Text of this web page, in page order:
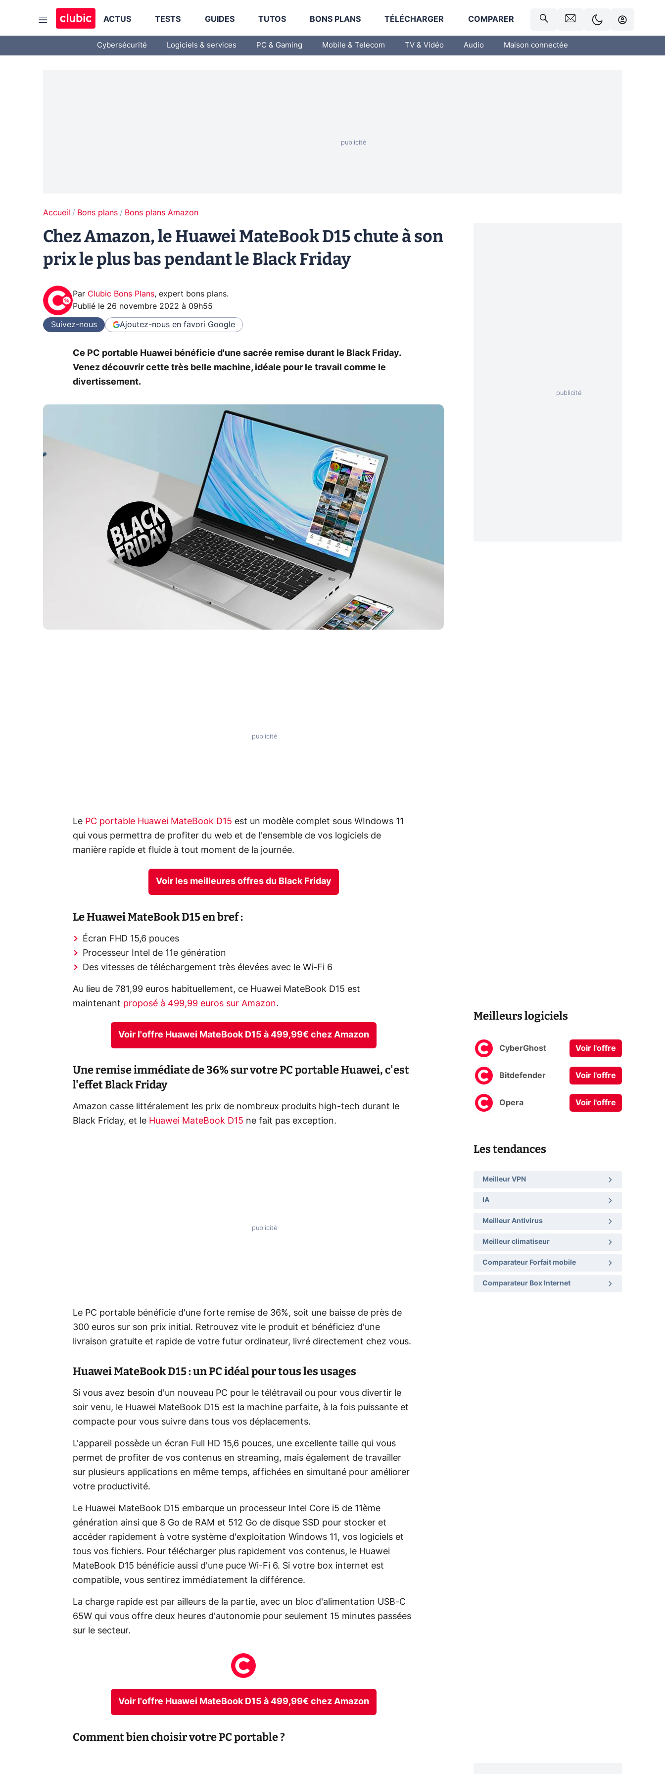
ACTUS TESTS GUIDES TUTOS BONS PLANS TÉLÉCHARGER COMPARER
Cybersécurité Logiciels & services PC & Gaming Mobile & Telecom TV & Vidéo Audio Maison connectée
Accueil Bons plans Bons plans Amazon
Chez Amazon, le Huawei MateBook D15 chute à son
prix le plus bas pendant le Black Friday
Par Clubic Bons Plans, expert bons plans.
Publié le 26 novembre 2022 à 09h55
Suivez-nous Ajoutez-nous en favori Google
Ce PC portable Huawei bénéficie d'une sacrée remise durant le Black Friday.
Venez découvrir cette très belle machine, idéale pour le travail comme le
divertissement.
Le PC portable Huawei MateBook D15 est un modèle complet sous WIndows 11
qui vous permettra de profiter du web et de l'ensemble de vos logiciels de
manière rapide et fluide à tout moment de la journée.
Voir les meilleures offres du Black Friday
Le Huawei MateBook D15 en bref :
Écran FHD 15,6 pouces
Processeur Intel de 11e génération
Des vitesses de téléchargement très élevées avec le Wi-Fi 6
Au lieu de 781,99 euros habituellement, ce Huawei MateBook D15 est
maintenant proposé à 499,99 euros sur Amazon.
Voir l'offre Huawei MateBook D15 à 499,99€ chez Amazon
Une remise immédiate de 36% sur votre PC portable Huawei, c'est
l'effet Black Friday
Amazon casse littéralement les prix de nombreux produits high-tech durant le
Black Friday, et le Huawei MateBook D15 ne fait pas exception.
Le PC portable bénéficie d'une forte remise de 36%, soit une baisse de près de
300 euros sur son prix initial. Retrouvez vite le produit et bénéficiez d'une
livraison gratuite et rapide de votre futur ordinateur, livré directement chez vous.
Huawei MateBook D15 : un PC idéal pour tous les usages
Si vous avez besoin d'un nouveau PC pour le télétravail ou pour vous divertir le
soir venu, le Huawei MateBook D15 est la machine parfaite, à la fois puissante et
compacte pour vous suivre dans tous vos déplacements.
L'appareil possède un écran Full HD 15,6 pouces, une excellente taille qui vous
permet de profiter de vos contenus en streaming, mais également de travailler
sur plusieurs applications en même temps, affichées en simultané pour améliorer
votre productivité.
Le Huawei MateBook D15 embarque un processeur Intel Core i5 de 11ème
génération ainsi que 8 Go de RAM et 512 Go de disque SSD pour stocker et
accéder rapidement à votre système d'exploitation Windows 11, vos logiciels et
tous vos fichiers. Pour télécharger plus rapidement vos contenus, le Huawei
MateBook D15 bénéficie aussi d'une puce Wi-Fi 6. Si votre box internet est
compatible, vous sentirez immédiatement la différence.
La charge rapide est par ailleurs de la partie, avec un bloc d'alimentation USB-C
65W qui vous offre deux heures d'autonomie pour seulement 15 minutes passées
sur le secteur.
Voir l'offre Huawei MateBook D15 à 499,99€ chez Amazon
Comment bien choisir votre PC portable ?
Meilleurs logiciels
CyberGhost Voir l'offre
Bitdefender Voir l'offre
Opera Voir l'offre
Les tendances
Meilleur VPN
IA
Meilleur Antivirus
Meilleur climatiseur
Comparateur Forfait mobile
Comparateur Box Internet